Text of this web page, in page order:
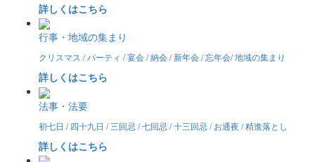
詳しくはこちら
行事・地域の集まり
クリスマス / パーティ / 宴会 / 納会 / 新年会 / 忘年会/ 地域の集まり
詳しくはこちら
法事・法要
初七日 / 四十九日 / 三回忌 / 七回忌 / 十三回忌 / お通夜 / 精進落とし
詳しくはこちら